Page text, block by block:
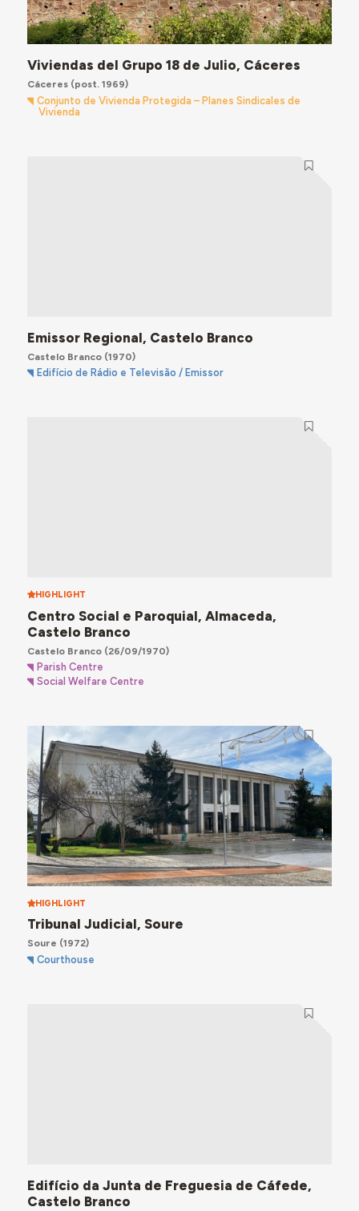
Viviendas del Grupo 18 de Julio, Cáceres
Cáceres(post. 1969)
Conjunto de Vivienda Protegida – Planes Sindicales de
Vivienda
Emissor Regional, Castelo Branco
Castelo Branco(1970)
Edifício de Rádio e Televisão / Emissor
HIGHLIGHT
Centro Social e Paroquial, Almaceda,
Castelo Branco
Castelo Branco(26/09/1970)
Parish Centre
Social Welfare Centre
HIGHLIGHT
Tribunal Judicial, Soure
Soure (1972)
Courthouse
Edifício da Junta de Freguesia de Cáfede,
Castelo Branco